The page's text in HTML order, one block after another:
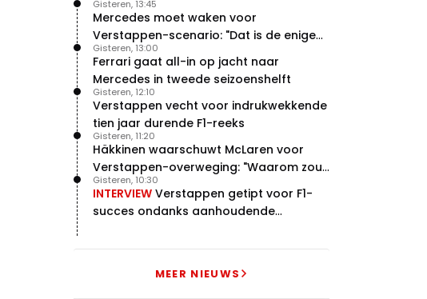
Mercedes moet waken voor
Verstappen-scenario: "Dat is de enige
manier"
Gisteren, 13:45
Ferrari gaat all-in op jacht naar
Mercedes in tweede seizoenshelft
Gisteren, 13:00
Verstappen vecht voor indrukwekkende
tien jaar durende F1-reeks
Gisteren, 12:10
Häkkinen waarschuwt McLaren voor
Verstappen-overweging: "Waarom zou
je?"
Gisteren, 11:20
INTERVIEW Verstappen getipt voor F1-
succes ondanks aanhoudende
Gisteren, 10:30
MEER NIEUWS